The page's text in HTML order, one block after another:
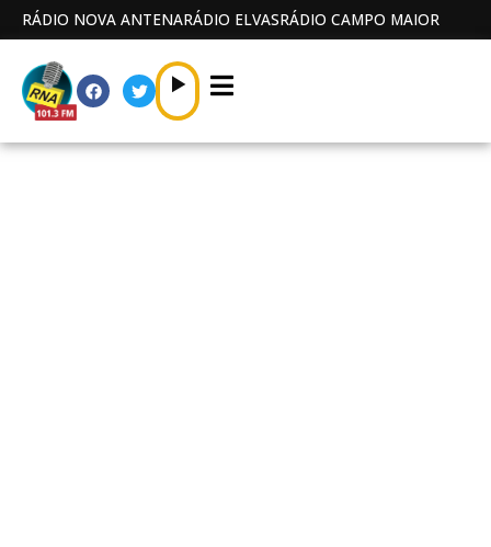
RÁDIO NOVA ANTENARÁDIO ELVASRÁDIO CAMPO MAIOR